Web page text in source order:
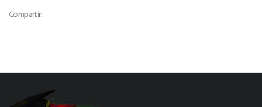
Compartir: